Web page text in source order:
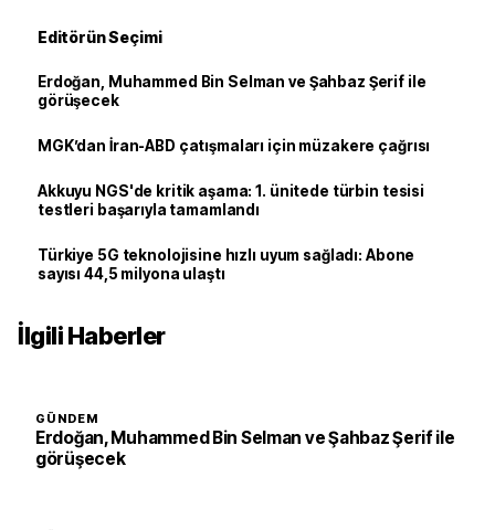
Editörün Seçimi
Erdoğan, Muhammed Bin Selman ve Şahbaz Şerif ile
görüşecek
MGK’dan İran-ABD çatışmaları için müzakere çağrısı
Akkuyu NGS'de kritik aşama: 1. ünitede türbin tesisi
testleri başarıyla tamamlandı
Türkiye 5G teknolojisine hızlı uyum sağladı: Abone
sayısı 44,5 milyona ulaştı
İlgili Haberler
GÜNDEM
Erdoğan, Muhammed Bin Selman ve Şahbaz Şerif ile
görüşecek